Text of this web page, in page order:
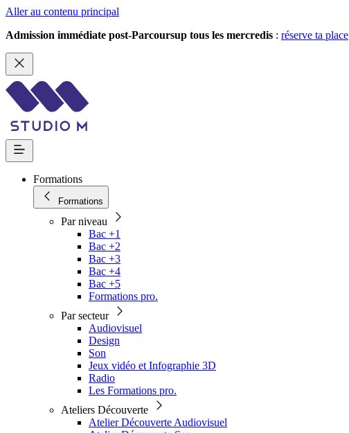
Aller au contenu principal
Admission immédiate post-Parcoursup tous les mercredis : réserve ta place
Formations
Formations
Par niveau
Bac +1
Bac +2
Bac +3
Bac +4
Bac +5
Formations pro.
Par secteur
Audiovisuel
Design
Son
Jeux vidéo et Infographie 3D
Radio
Les Formations pro.
Ateliers Découverte
Atelier Découverte Audiovisuel